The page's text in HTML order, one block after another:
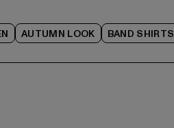
AUTUMN LOOK BAND SHIRTS